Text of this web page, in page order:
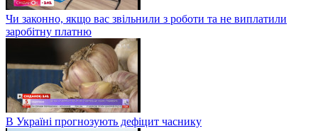
Чи законно, якщо вас звільнили з роботи та не виплатили
заробітну платню
В Україні прогнозують дефіцит часнику